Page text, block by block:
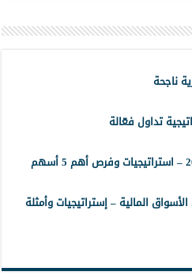
ناجحة
تداول فعّالة
المالية – إستراتيجيات وأمثلة